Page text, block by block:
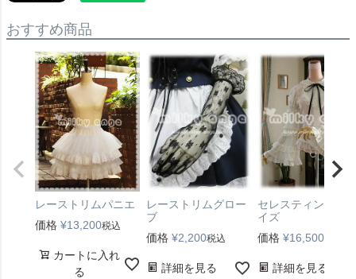
おすすめ商品
レーストリムパニエ
価格 ¥13,200税込
カートに入れ
る
レーストリムグロー
ブ
価格 ¥2,200税込
詳細を見る
セレスティン Sサ
イズ
価格 ¥16,500
詳細を見る